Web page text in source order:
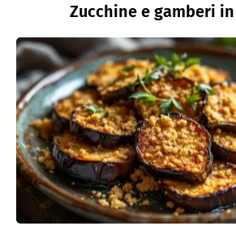
Zucchine e gamberi